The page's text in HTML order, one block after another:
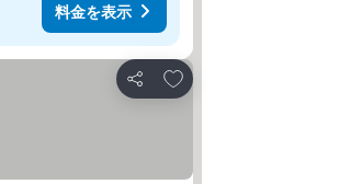
料金を表示
シェア
お気に入りに追加